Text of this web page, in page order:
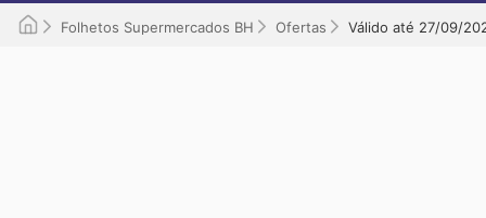
Folhetos Supermercados BH Ofertas Válido até 27/09/